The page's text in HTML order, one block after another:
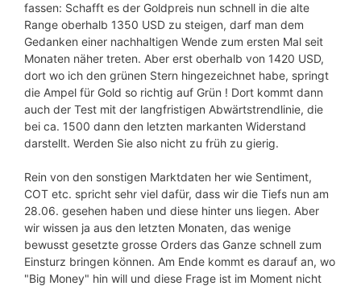
fassen: Schafft es der Goldpreis nun schnell in die alte
Range oberhalb 1350 USD zu steigen, darf man dem
Gedanken einer nachhaltigen Wende zum ersten Mal seit
Monaten näher treten. Aber erst oberhalb von 1420 USD,
dort wo ich den grünen Stern hingezeichnet habe, springt
die Ampel für Gold so richtig auf Grün ! Dort kommt dann
auch der Test mit der langfristigen Abwärtstrendlinie, die
bei ca. 1500 dann den letzten markanten Widerstand
darstellt. Werden Sie also nicht zu früh zu gierig.
Rein von den sonstigen Marktdaten her wie Sentiment,
COT etc. spricht sehr viel dafür, dass wir die Tiefs nun am
28.06. gesehen haben und diese hinter uns liegen. Aber
wir wissen ja aus den letzten Monaten, das wenige
bewusst gesetzte grosse Orders das Ganze schnell zum
Einsturz bringen können. Am Ende kommt es darauf an, wo
"Big Money" hin will und diese Frage ist im Moment nicht